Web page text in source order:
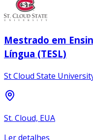
Mestrado em
Língua (TESL)
St Cloud State
St. Cloud, EUA
Ler detalhes